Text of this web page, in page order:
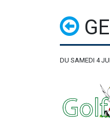
DU SAMEDI 4